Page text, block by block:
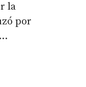
la
por